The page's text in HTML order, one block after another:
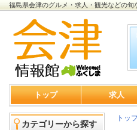
福島県会津のグルメ・求人・観光などの
トップ 求人
カテゴリーから探す
トッ